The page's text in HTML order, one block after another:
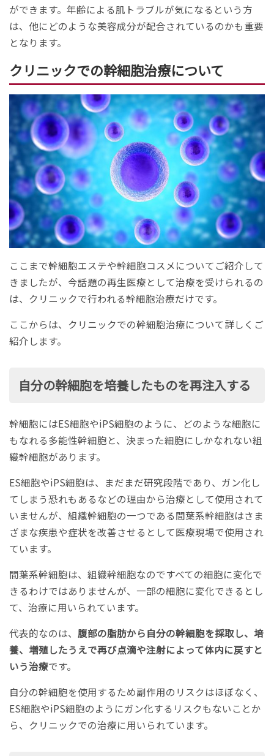
ができます。年齢による肌トラブルが気になるという方
は、他にどのような美容成分が配合されているのかも重要
となります。
クリニックでの幹細胞治療について
ここまで幹細胞エステや幹細胞コスメについてご紹介して
きましたが、今話題の再生医療として治療を受けられるの
は、クリニックで行われる幹細胞治療だけです。
ここからは、クリニックでの幹細胞治療について詳しくご
紹介します。
自分の幹細胞を培養したものを再注入する
幹細胞にはES細胞やiPS細胞のように、どのような細胞に
もなれる多能性幹細胞と、決まった細胞にしかなれない組
織幹細胞があります。
ES細胞やiPS細胞は、まだまだ研究段階であり、ガン化し
てしまう恐れもあるなどの理由から治療として使用されて
いませんが、組織幹細胞の一つである間葉系幹細胞はさま
ざまな疾患や症状を改善させるとして医療現場で使用され
ています。
間葉系幹細胞は、組織幹細胞なのですべての細胞に変化で
きるわけではありませんが、一部の細胞に変化できるとし
て、治療に用いられています。
代表的なのは、 腹部の脂肪から自分の幹細胞を採取し、培
養、増殖したうえで再び点滴や注射によって体内に戻すと
いう治療です。
自分の幹細胞を使用するため副作用のリスクはほぼなく、
ES細胞やiPS細胞のようにガン化するリスクもないことか
ら、クリニックでの治療に用いられています。